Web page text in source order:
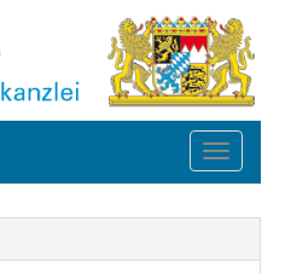
Toggle